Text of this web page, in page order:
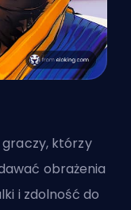
którzy
obrażenia
i zdolność do